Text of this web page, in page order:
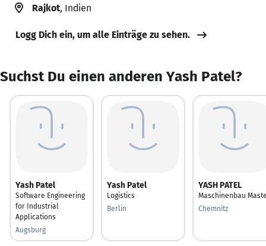
Rajkot, Indien
Logg Dich ein, um alle Einträge zu sehen.
Suchst Du einen anderen Yash Patel?
Yash Patel
Software Engineering
for Industrial
Applications
Augsburg
Yash Patel
Logistics
Berlin
YASH PATEL
Maschinenbau
Chemnitz